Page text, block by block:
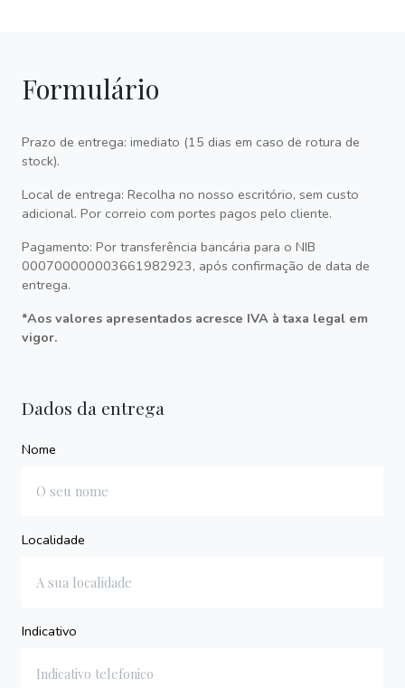
Formulário
Prazo de entrega: imediato (15 dias em caso de rotura de
stock).
Local de entrega: Recolha no nosso escritório, sem custo
adicional. Por correio com portes pagos pelo cliente.
Pagamento: Por transferência bancária para o NIB
000700000003661982923, após confirmação de data de
entrega.
*Aos valores apresentados acresce IVA à taxa legal em
vigor.
Dados da entrega
Nome
Localidade
Indicativo